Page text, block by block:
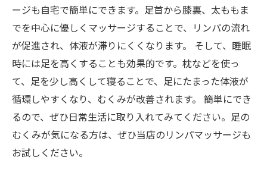
ージも自宅で簡単にできます。足首から膝裏、太ももま
でを中心に優しくマッサージすることで、リンパの流れ
が促進され、体液が滞りにくくなります。 そして、睡眠
時には足を高くすることも効果的です。枕などを使っ
て、足を少し高くして寝ることで、足にたまった体液が
循環しやすくなり、むくみが改善されます。 簡単にでき
るので、ぜひ日常生活に取り入れてみてください。足の
むくみが気になる方は、ぜひ当店のリンパマッサージも
お試しください。